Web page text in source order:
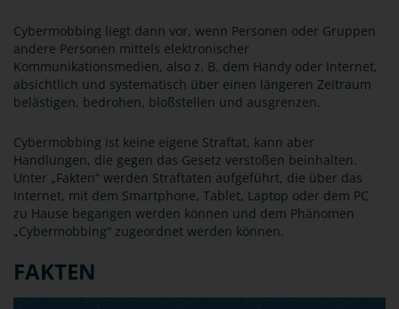
Cybermobbing liegt dann vor, wenn Personen oder Gruppen
andere Personen mittels elektronischer
Kommunikationsmedien, also z. B. dem Handy oder Internet,
absichtlich und systematisch über einen längeren Zeitraum
belästigen, bedrohen, bloßstellen und ausgrenzen.
Cybermobbing ist keine eigene Straftat, kann aber
Handlungen, die gegen das Gesetz verstoßen beinhalten.
Unter „Fakten“ werden Straftaten aufgeführt, die über das
Internet, mit dem Smartphone, Tablet, Laptop oder dem PC
zu Hause begangen werden können und dem Phänomen
„Cybermobbing“ zugeordnet werden können.
FAKTEN